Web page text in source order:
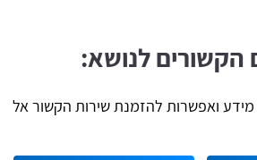
הקשורים לנושא:
ואפשרות להזמנת שירות הקשור אל